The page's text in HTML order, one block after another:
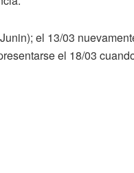
el 13/03
el 18/03